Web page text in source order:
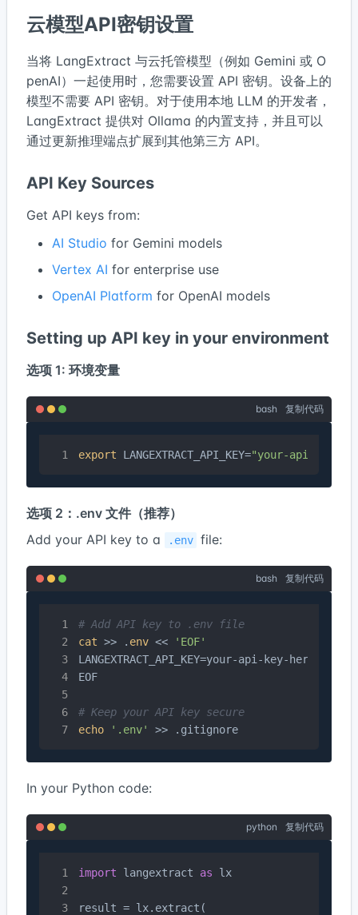
云模型API密钥设置
当将 LangExtract 与云托管模型（例如 Gemini 或 O
penAI）一起使用时，您需要设置 API 密钥。设备上的
模型不需要 API 密钥。对于使用本地 LLM 的开发者，
LangExtract 提供对 Ollama 的内置支持，并且可以
通过更新推理端点扩展到其他第三方 API。
API Key Sources
Get API keys from:
AI Studio for Gemini models
Vertex AI for enterprise use
OpenAI Platform for OpenAI models
Setting up API key in your environment
选项 1: 环境变量
bash 复制代码
export LANGEXTRACT_API_KEY="your-api-key-
选项 2：.env 文件（推荐）
Add your API key to a
.env file:
bash 复制代码
# Add API key to .env file
cat >> . env <<
'EOF'
LANGEXTRACT_API_KEY=your-api-key-here
EOF
# Keep your API key secure
echo
'.env' >> .gitignore
In your Python code:
python 复制代码
import langextract as lx
result = lx.extract(